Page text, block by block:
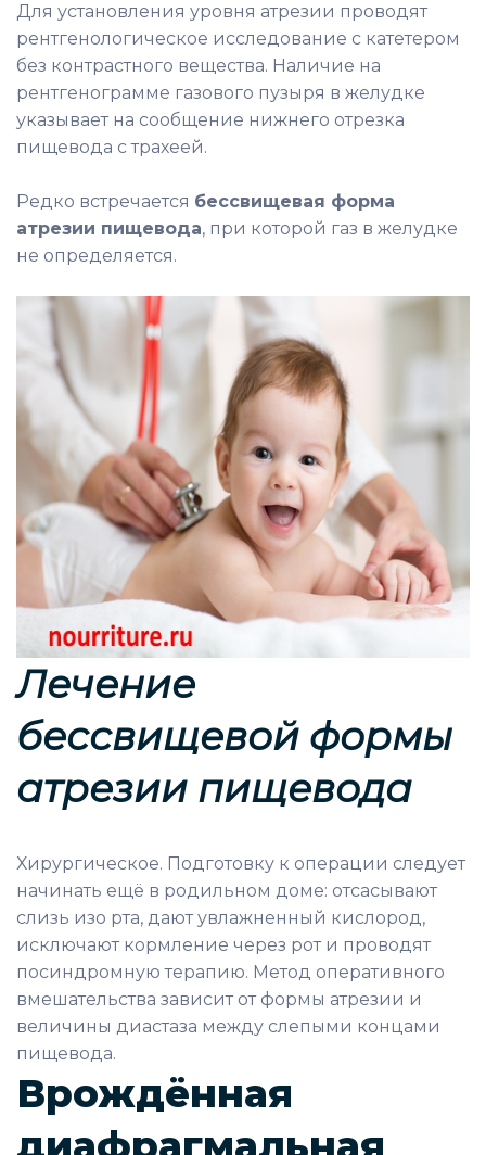
Для установления уровня атрезии проводят
рентгенологическое исследование с катетером
без контрастного вещества. Наличие на
рентгенограмме газового пузыря в желудке
указывает на сообщение нижнего отрезка
пищевода с трахеей.
Редко встречается бессвищевая форма
атрезии пищевода, при которой газ в желудке
не определяется.
Лечение
бессвищевой формы
атрезии пищевода
Хирургическое. Подготовку к операции следует
начинать ещё в родильном доме: отсасывают
слизь изо рта, дают увлажненный кислород,
исключают кормление через рот и проводят
посиндромную терапию. Метод оперативного
вмешательства зависит от формы атрезии и
величины диастаза между слепыми концами
пищевода.
Врождённая